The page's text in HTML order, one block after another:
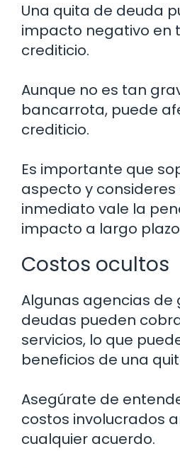
Una quita de deuda
impacto negativo en
crediticio.
Aunque no es tan
bancarrota, puede
crediticio.
Es importante que
aspecto y consideres
inmediato vale la
impacto a largo
Costos ocultos
Algunas agencias de
deudas pueden
servicios, lo que
beneficios de una
Asegúrate de
costos involucrados
cualquier acuerdo.